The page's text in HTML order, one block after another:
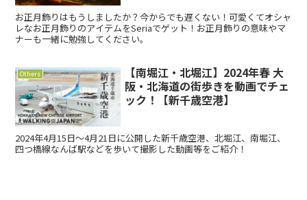
お正月飾りはもうしましたか？今からでも遅くない！可愛くてオシャ
レなお正月飾りのアイテムをSeriaでゲット！お正月飾りの意味やマ
ナーも一緒に勉強してください。
Others
【南堀江・北堀江】2024年春 大
阪・北海道の街歩きを動画でチェ
ック！【新千歳空港】
2024年4月15日～4月21日に公開した新千歳空港、北堀江、南堀江、
四つ橋線なんば駅などを歩いて撮影した動画等をご紹介！